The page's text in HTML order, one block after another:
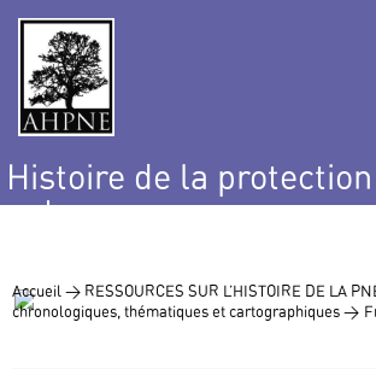
Histoire de la
nature
Accueil > RESSOURCES SUR L’HISTOIRE DE LA
chronologiques, thématiques et cartographiques >